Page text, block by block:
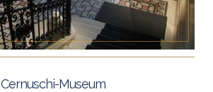
Cernuschi-Museum